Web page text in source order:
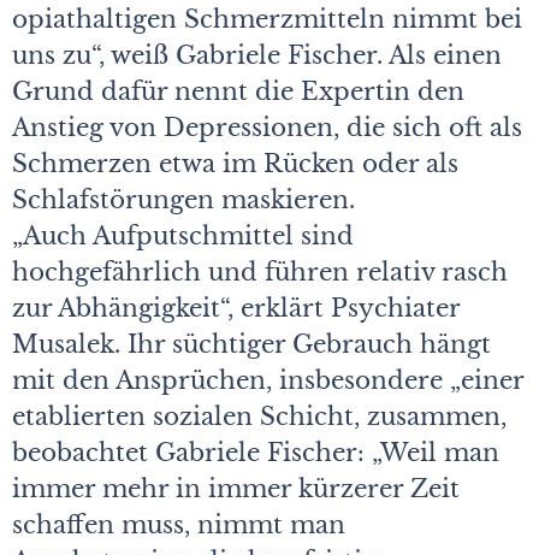
opiathaltigen Schmerzmitteln nimmt bei
uns zu“, weiß Gabriele Fischer. Als einen
Grund dafür nennt die Expertin den
Anstieg von Depressionen, die sich oft als
Schmerzen etwa im Rücken oder als
Schlafstörungen maskieren.
„Auch Aufputschmittel sind
hochgefährlich und führen relativ rasch
zur Abhängigkeit“, erklärt Psychiater
Musalek. Ihr süchtiger Gebrauch hängt
mit den Ansprüchen, insbesondere „einer
etablierten sozialen Schicht, zusammen,
beobachtet Gabriele Fischer: „Weil man
immer mehr in immer kürzerer Zeit
schaffen muss, nimmt man